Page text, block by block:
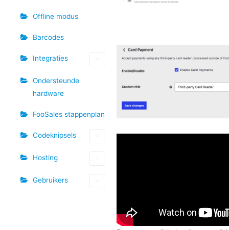
Offline modus
Barcodes
Integraties
Ondersteunde
hardware
FooSales stappenplan
Codeknipsels
Hosting
Gebruikers